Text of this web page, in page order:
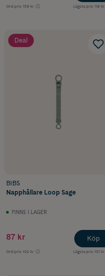
Ord.pris 139 kr Lägsta pris 118 kr
Deal
BIBS
Napphållare Loop Sage
FINNS I LAGER
87 kr
Ord.pris 102 kr Lägsta pris 101 kr
Köp